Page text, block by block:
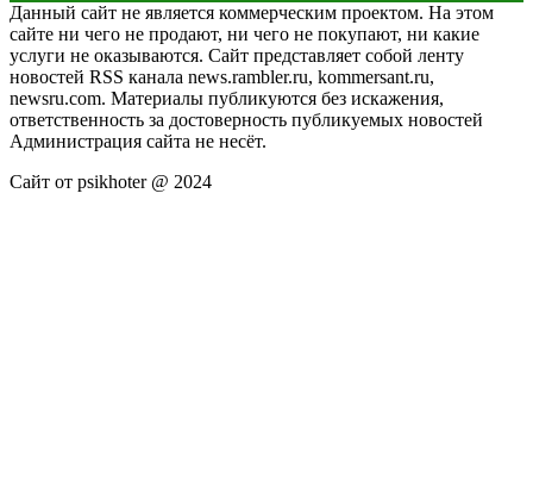
Данный сайт не является коммерческим проектом. На этом
сайте ни чего не продают, ни чего не покупают, ни какие
услуги не оказываются. Сайт представляет собой ленту
новостей RSS канала news.rambler.ru, kommersant.ru,
newsru.com. Материалы публикуются без искажения,
ответственность за достоверность публикуемых новостей
Администрация сайта не несёт.
Сайт от psikhoter @ 2024